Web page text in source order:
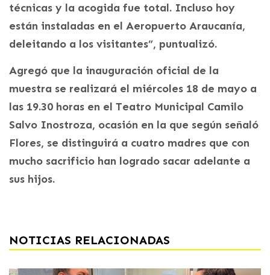
técnicas y la acogida fue total. Incluso hoy
están instaladas en el Aeropuerto Araucanía,
deleitando a los visitantes”, puntualizó.
Agregó que la inauguración oficial de la
muestra se realizará el miércoles 18 de mayo a
las 19.30 horas en el Teatro Municipal Camilo
Salvo Inostroza, ocasión en la que según señaló
Flores, se distinguirá a cuatro madres que con
mucho sacrificio han logrado sacar adelante a
sus hijos.
NOTICIAS RELACIONADAS